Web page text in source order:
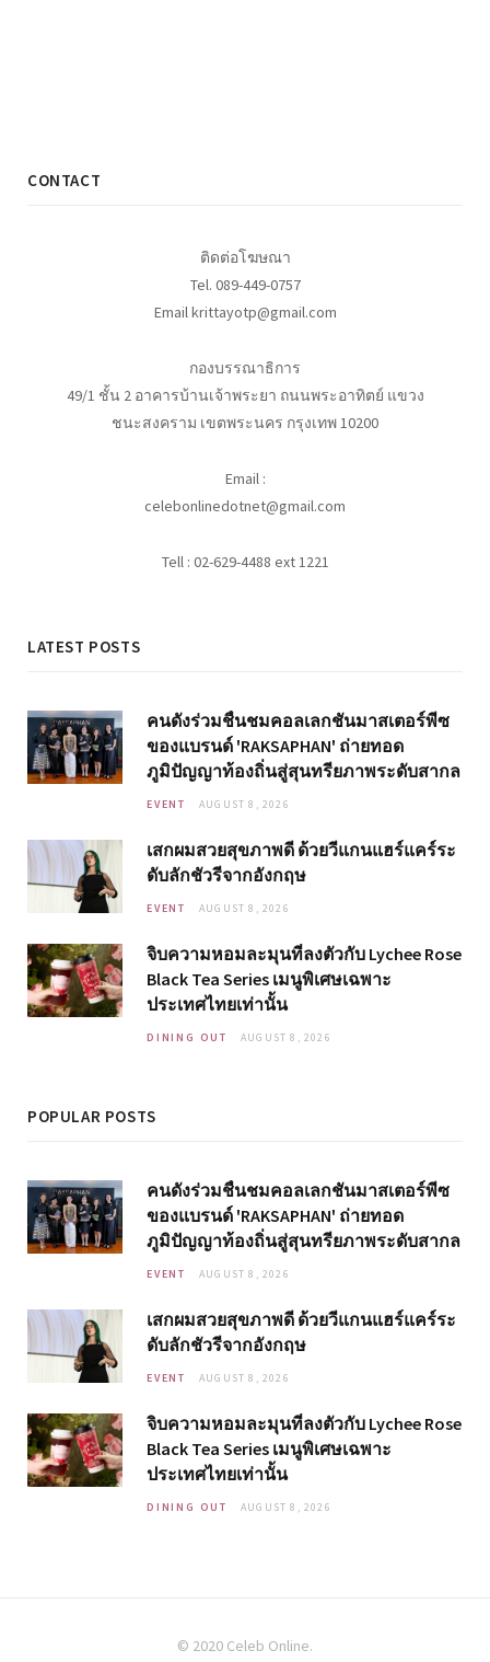
CONTACT
ติดต่อโฆษณา
Tel. 089-449-0757
Email krittayotp@gmail.com
กองบรรณาธิการ
49/1 ชั้น 2 อาคารบ้านเจ้าพระยา ถนนพระอาทิตย์ แขวง
ชนะสงคราม เขตพระนคร กรุงเทพ 10200
Email :
celebonlinedotnet@gmail.com
Tell : 02-629-4488 ext 1221
LATEST POSTS
คนดังร่วมชื่นชมคอลเลกชันมาสเตอร์พีซ
ของแบรนด์ 'RAKSAPHAN' ถ่ายทอด
ภูมิปัญญาท้องถิ่นสู่สุนทรียภาพระดับสากล
EVENT AUGUST 8, 2026
เสกผมสวยสุขภาพดี ด้วยวีแกนแฮร์แคร์ระ
ดับลักชัวรีจากอังกฤษ
EVENT AUGUST 8, 2026
จิบความหอมละมุนที่ลงตัวกับ Lychee Rose
Black Tea Series เมนูพิเศษเฉพาะ
ประเทศไทยเท่านั้น
DINING OUT AUGUST 8, 2026
POPULAR POSTS
คนดังร่วมชื่นชมคอลเลกชันมาสเตอร์พีซ
ของแบรนด์ 'RAKSAPHAN' ถ่ายทอด
ภูมิปัญญาท้องถิ่นสู่สุนทรียภาพระดับสากล
EVENT AUGUST 8, 2026
เสกผมสวยสุขภาพดี ด้วยวีแกนแฮร์แคร์ระ
ดับลักชัวรีจากอังกฤษ
EVENT AUGUST 8, 2026
จิบความหอมละมุนที่ลงตัวกับ Lychee Rose
Black Tea Series เมนูพิเศษเฉพาะ
ประเทศไทยเท่านั้น
DINING OUT AUGUST 8, 2026
© 2020 Celeb Online.